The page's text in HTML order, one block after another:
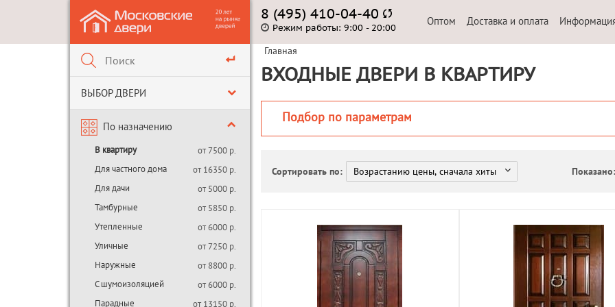
ВЫБОР ДВЕРИ
По назначению
В квартиру
от 7500 р.
Для частного дома
от 16350 р.
Для дачи
от 5000 р.
Тамбурные
от 5850 р.
Утепленные
от 6000 р.
Уличные
от 7250 р.
Наружные
от 8800 р.
С шумоизоляцией
от 6000 р.
Парадные
от 13150 р.
8 (495) 410-04-40
Режим работы: 9:00 - 20:00
Оптом Доставка и оплата
Главная
ВХОДНЫЕ ДВЕРИ В КВАРТИРУ
Подбор по параметрам
Сортировать по: